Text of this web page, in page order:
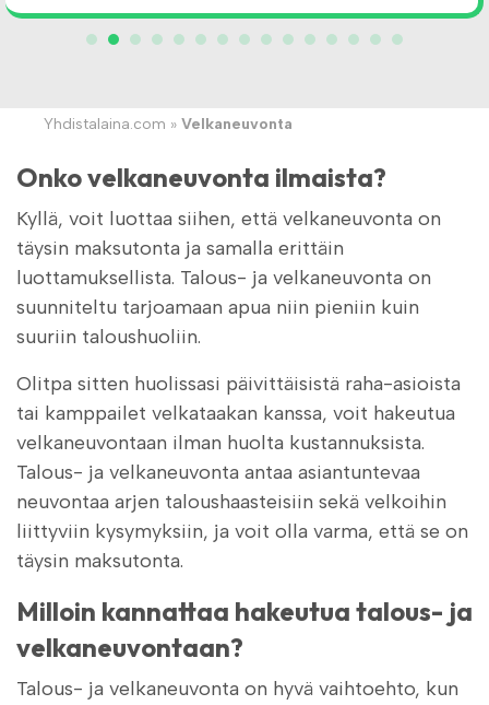
Yhdistalaina.com » Velkaneuvonta
Onko velkaneuvonta ilmaista?
Kyllä, voit luottaa siihen, että velkaneuvonta on
täysin maksutonta ja samalla erittäin
luottamuksellista. Talous- ja velkaneuvonta on
suunniteltu tarjoamaan apua niin pieniin kuin
suuriin taloushuoliin.
Olitpa sitten huolissasi päivittäisistä raha-asioista
tai kamppailet velkataakan kanssa, voit hakeutua
velkaneuvontaan ilman huolta kustannuksista.
Talous- ja velkaneuvonta antaa asiantuntevaa
neuvontaa arjen taloushaasteisiin sekä velkoihin
liittyviin kysymyksiin, ja voit olla varma, että se on
täysin maksutonta.
Milloin kannattaa hakeutua talous- ja
velkaneuvontaan?
Talous- ja velkaneuvonta on hyvä vaihtoehto, kun